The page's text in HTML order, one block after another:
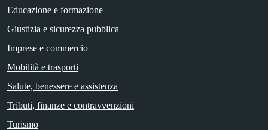
Educazione e formazione
Giustizia e sicurezza pubblica
Imprese e commercio
Mobilità e trasporti
Salute, benessere e assistenza
Tributi, finanze e contravvenzioni
Turismo